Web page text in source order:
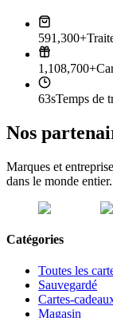
591,300+
1,108,700+
63sTemps de
Nos
Marques et
dans le monde entier.
Catégories
Toutes les
Sauvegardé
Cartes-
Magasin